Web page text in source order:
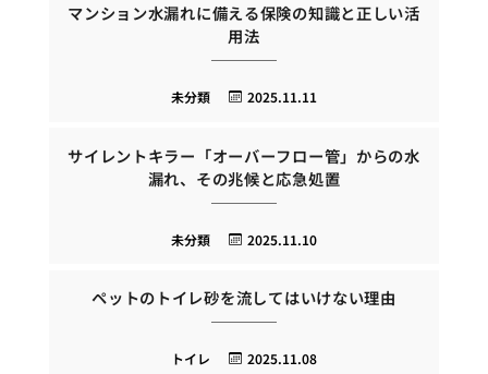
マンション水漏れに備える保険の知識と正しい活
用法
2025.11.11
未分類
サイレントキラー「オーバーフロー管」からの水
漏れ、その兆候と応急処置
2025.11.10
未分類
ペットのトイレ砂を流してはいけない理由
2025.11.08
トイレ